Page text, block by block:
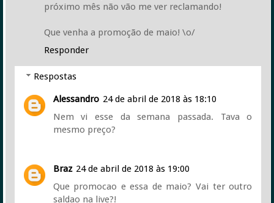
próximo mês não vão me ver reclamando!
Que venha a promoção de maio! \o/
Responder
Respostas
Alessandro 24 de abril de 2018 às 18:10
Nem vi esse da semana passada. Tava o
mesmo preço?
Braz 24 de abril de 2018 às 19:00
Que promocao e essa de maio? Vai ter outro
saldao na live?!